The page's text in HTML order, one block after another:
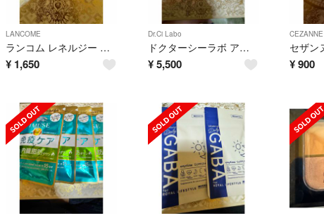
LANCOME
ランコム レネルジー HPN クリーム 5ml ×2
¥ 1,650
Dr.Ci Labo
ドクターシーラボ アクアコラーゲンゲル エンリッチリフト EX R 100g
¥ 5,500
CEZANNE
¥900